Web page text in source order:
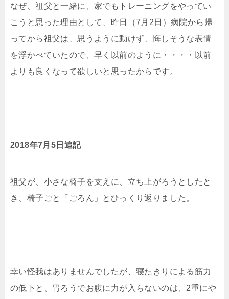
なぜ、祖父と一緒に、家でもトレーニングをやってい
こうと思った理由として、昨日（7月2日）病院から帰
ってから祖父は、思うように動けず、悔しそうな表情
を浮かべていたので、早く以前のように・・・・以前
よりも良くなって欲しいと思ったからです。
2018年7月5日追記
祖父が、小さな椅子を支えに、立ち上がろうとしたと
き、椅子ごと「ごろん」とひっくり返りました。
幸い怪我はありませんでしたが、寝たきりによる筋力
の低下と、胃ろうでお腹に力が入らないのは、2重にや